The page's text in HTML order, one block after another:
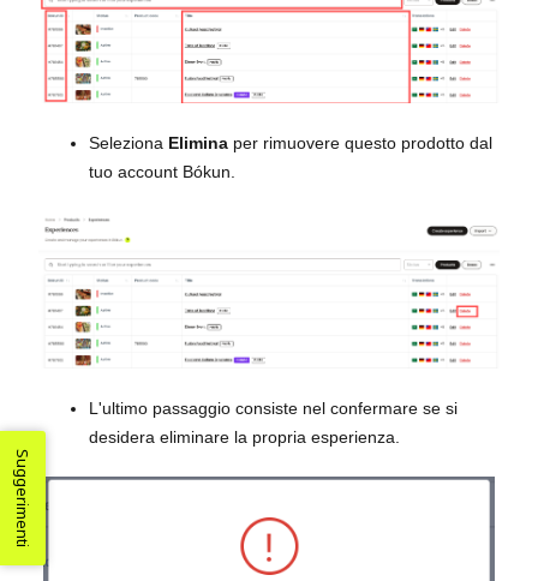
Seleziona Elimina per rimuovere questo prodotto dal
tuo account Bókun.
L'ultimo passaggio consiste nel confermare se si
desidera eliminare la propria esperienza.
Suggerimenti